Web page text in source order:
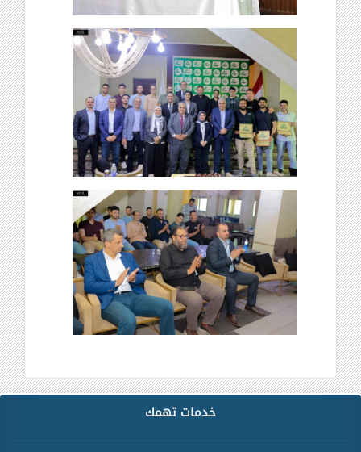
خدمات تهمك